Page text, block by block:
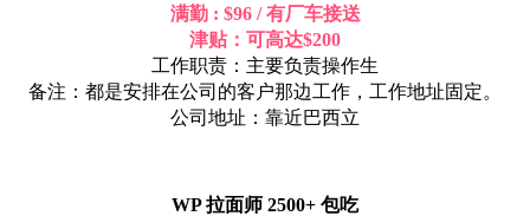
满勤 : $96 / 有厂车接送
津贴：可高达$200
工作职责：主要负责操作生
备注：都是安排在公司的客户那边工作，工作地址固定。
公司地址：靠近巴西立
WP 拉面师 2500+ 包吃